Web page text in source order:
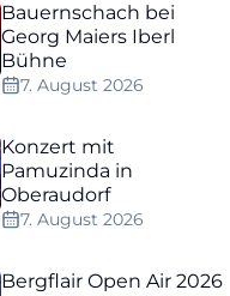
Bauernschach bei
Georg Maiers Iberl
Bühne
7. August 2026
Konzert mit
Pamuzinda in
Oberaudorf
7. August 2026
Bergflair Open Air 2026